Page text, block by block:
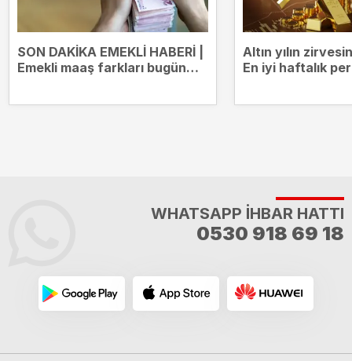
SON DAKİKA EMEKLİ HABERİ |
Emekli maaş farkları bugün
Altın yılın
En iyi haftalık
WHATSAPP İHBAR HATTI
0530 918 69 18